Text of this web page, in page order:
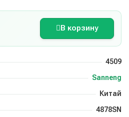
В корзину
4509
Sanneng
Китай
4878SN